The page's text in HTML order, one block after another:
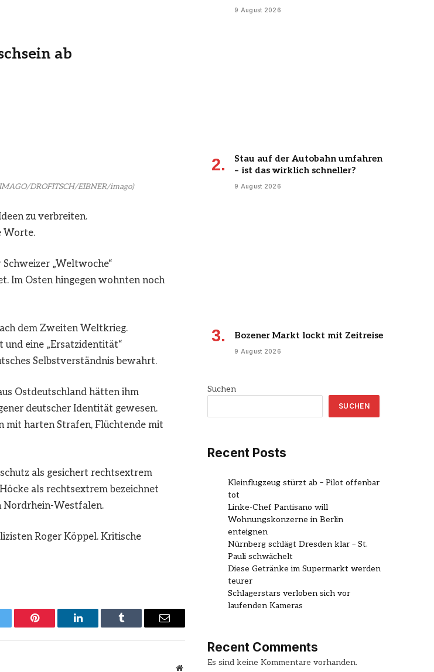
ab
DROFITSCH/EIBNER/imago)
zu verbreiten.
Worte.
„Weltwoche“
Im Osten hingegen wohnten noch
dem Zweiten Weltkrieg.
eine „Ersatzidentität“
Selbstverständnis bewahrt.
Ostdeutschland hätten ihm
deutscher Identität gewesen.
mit harten Strafen, Flüchtende mit
als gesichert rechtsextrem
als rechtsextrem bezeichnet
Nordrhein-Westfalen.
Roger Köppel. Kritische
Pinterest LinkedIn Tumblr Email
Website
9 August 2026
Stau auf der Autobahn umfahren
– ist das wirklich schneller?
9 August 2026
Bozener Markt lockt mit Zeitreise
9 August 2026
Suchen
SUCHEN
Recent Posts
Kleinflugzeug stürzt ab – Pilot offenbar
tot
Linke-Chef Pantisano will
Wohnungskonzerne in Berlin
enteignen
Nürnberg schlägt Dresden klar – St.
Pauli schwächelt
Diese Getränke im Supermarkt werden
teurer
Schlagerstars verloben sich vor
laufenden Kameras
Recent Comments
Es sind keine Kommentare vorhanden.